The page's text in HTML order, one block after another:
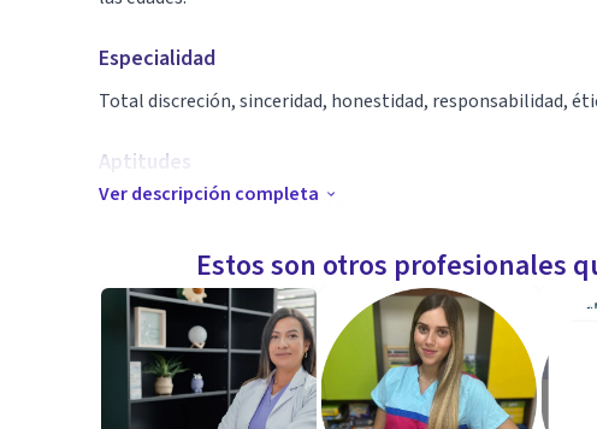
Especialidad
Total discreción, sinceridad, honestidad, responsabilidad,
Aptitudes
Psicopedagoga psicoanalítica.
Ver descripción completa
Estos son otros profesionales